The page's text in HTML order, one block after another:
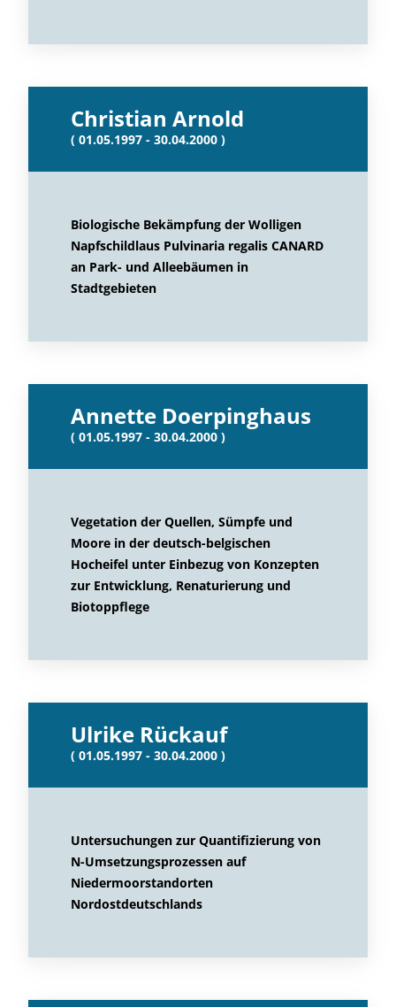
Christian Arnold
( 01.05.1997 - 30.04.2000 )
Biologische Bekämpfung der Wolligen
Napfschildlaus Pulvinaria regalis CANARD
an Park- und Alleebäumen in
Stadtgebieten
Annette Doerpinghaus
( 01.05.1997 - 30.04.2000 )
Vegetation der Quellen, Sümpfe und
Moore in der deutsch-belgischen
Hocheifel unter Einbezug von Konzepten
zur Entwicklung, Renaturierung und
Biotoppflege
Ulrike Rückauf
( 01.05.1997 - 30.04.2000 )
Untersuchungen zur Quantifizierung von
N-Umsetzungsprozessen auf
Niedermoorstandorten
Nordostdeutschlands